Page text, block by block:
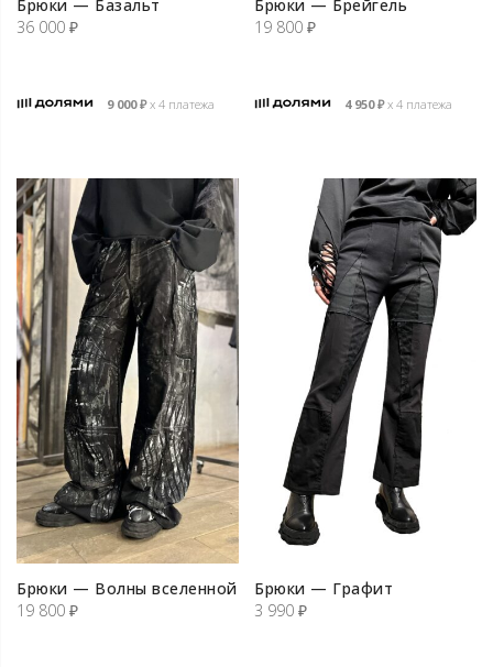
Брюки — Базальт
36 000 ₽
9 000₽х 4 платежа
Брюки — Брейгель
19 800 ₽
4 950₽х 4 платежа
Брюки — Волны вселенной
19 800 ₽
Брюки — Графит
3 990 ₽